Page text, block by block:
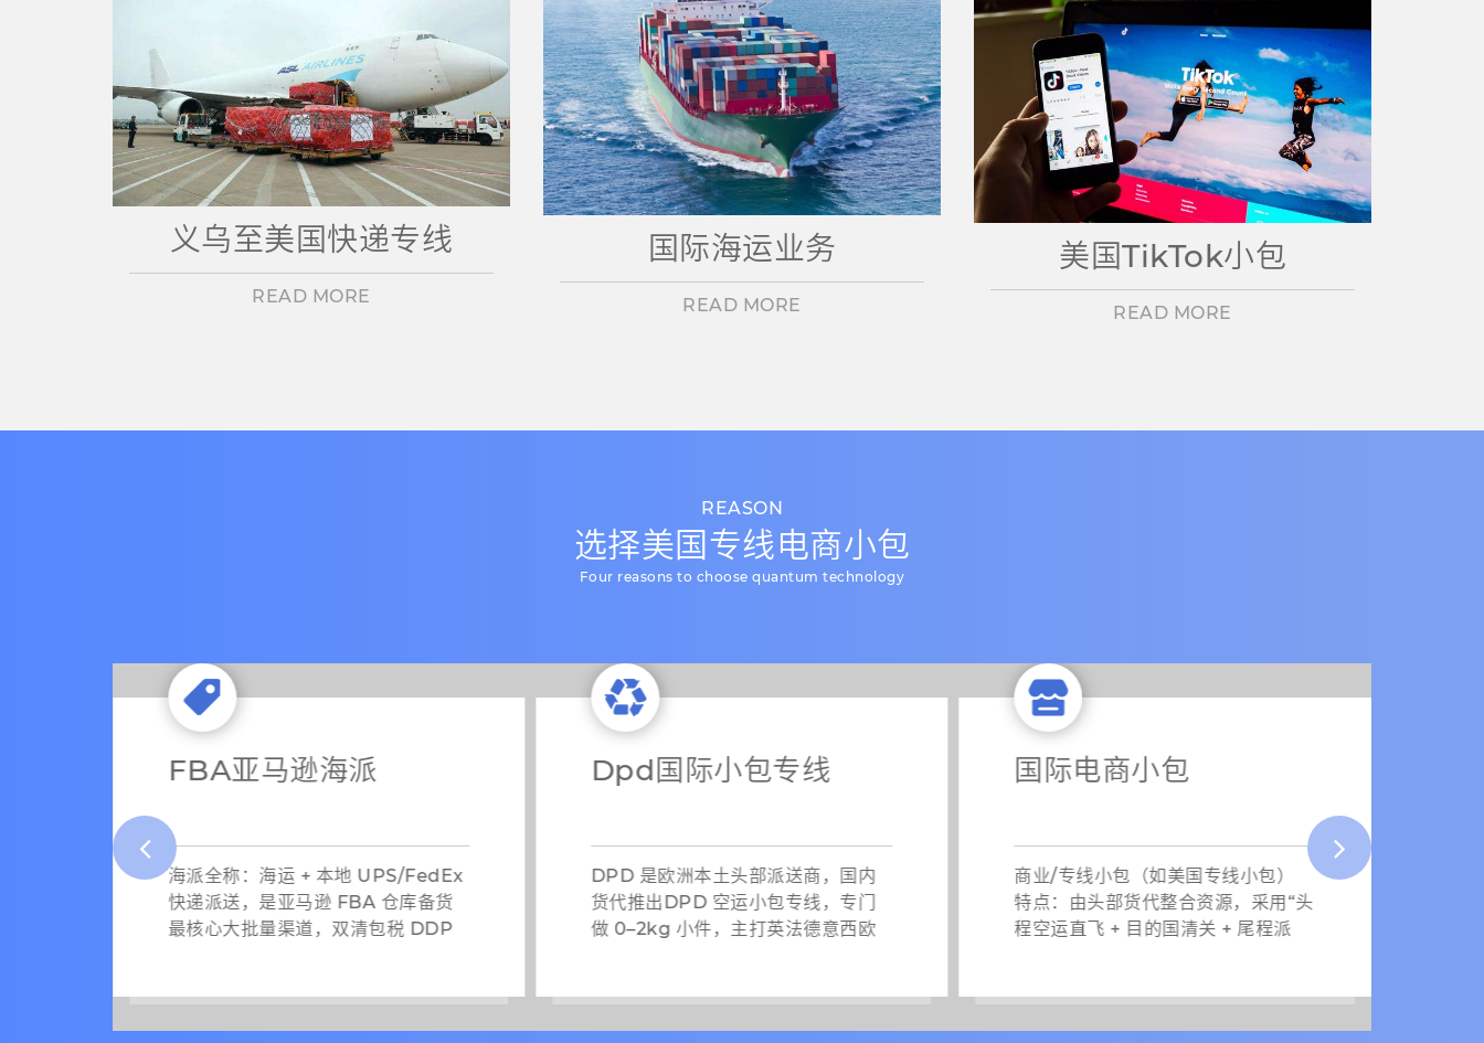
义乌至美国快递专线
READ MORE
国际海运业务
READ MORE
美国TikTok小包
READ MORE
REASON
选择美国专线电商小包
Four reasons to choose quantum technology
Dpd国际小包专线
DPD 是欧洲本土头部派送商，国内
货代推出DPD 空运小包专线，专门
做 0–2kg 小件，主打英法德意西欧
国际电商小包
商业/专线小包（如美国专线小包）
特点：由头部货代整合资源，采用“头
程空运直飞 + 目的国清关 + 尾程派
FBA亚马逊空派
常规空派时效：整体在 5-12天 左右
（含清关与末端派送）。 加急快递直
发（DHL/UPS/FedEx）：时效最